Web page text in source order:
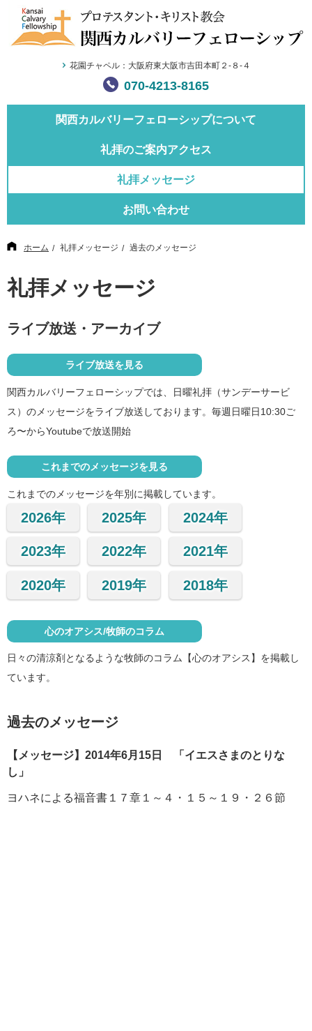
花園チャペル：大阪府東大阪市吉田本町２-８-４
070-4213-8165
関西カルバリーフェローシップについて
礼拝のご案内アクセス
礼拝メッセージ
お問い合わせ
ホーム 礼拝メッセージ 過去のメッセージ
礼拝メッセージ
ライブ放送・アーカイブ
ライブ放送を見る
関西カルバリーフェローシップでは、日曜礼拝（サンデーサービ
ス）のメッセージをライブ放送しております。毎週日曜日10:30ご
ろ〜からYoutubeで放送開始
これまでのメッセージを見る
これまでのメッセージを年別に掲載しています。
2026年 2025年 2024年
2023年 2022年 2021年
2020年 2019年 2018年
心のオアシス/牧師のコラム
日々の清涼剤となるような牧師のコラム【心のオアシス】を掲載し
ています。
過去のメッセージ
【メッセージ】2014年6月15日 「イエスさまのとりな
し」
ヨハネによる福音書１７章１～４・１５～１９・２６節